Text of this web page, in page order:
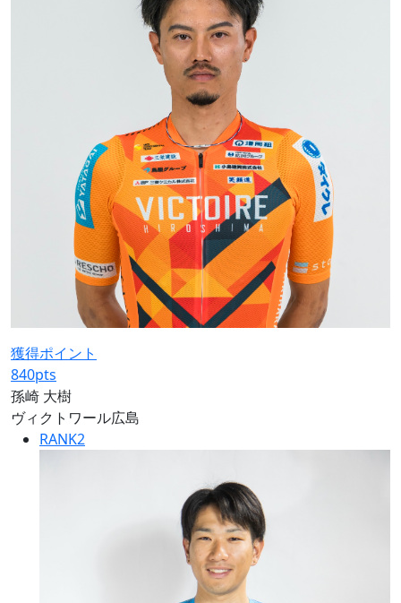
獲得ポイント
840pts
孫崎 大樹
ヴィクトワール広島
RANK2